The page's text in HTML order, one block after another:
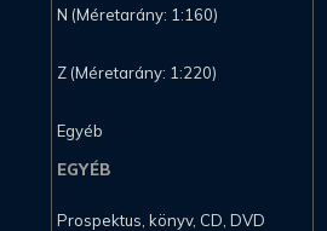
N (Méretarány: 1:160)
Z (Méretarány: 1:220)
Egyéb
EGYÉB
Prospektus, könyv, CD, DVD